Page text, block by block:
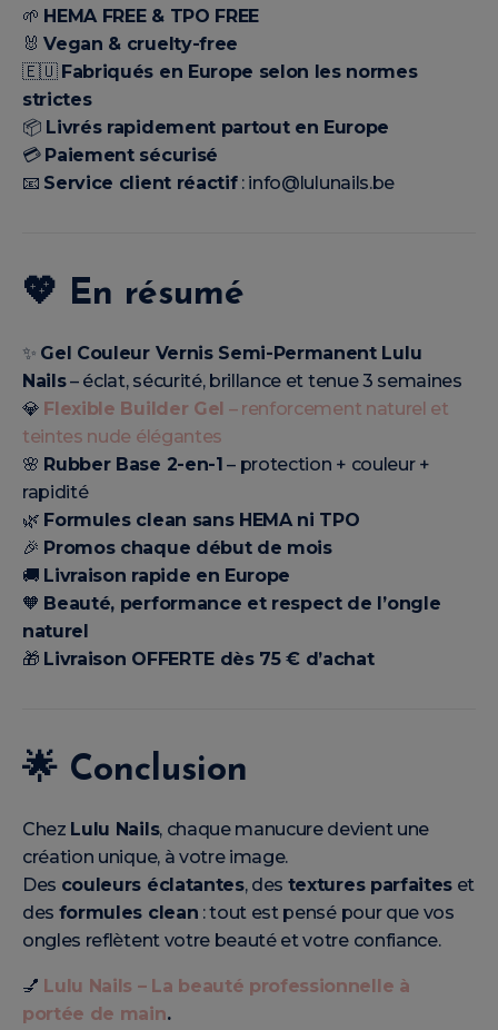
🌱 HEMA FREE & TPO FREE
🐰Vegan & cruelty-free
🇪🇺 Fabriqués en Europe selon les normes
strictes
📦 Livrés rapidement partout en Europe
💳 Paiement sécurisé
📧 Service client réactif: info@lulunails.be
💖 En résumé
✨ Gel Couleur Vernis Semi-Permanent Lulu
Nails– éclat, sécurité, brillance et tenue 3 semaines
💎 Flexible Builder Gel – renforcement naturel et
teintes nude élégantes
🌸 Rubber Base 2-en-1 – protection + couleur +
rapidité
🌿 Formules clean sans HEMA ni TPO
🎉 Promos chaque début de mois
🚚 Livraison rapide en Europe
🧡 Beauté, performance et respect de l’ongle
naturel
🎁 Livraison OFFERTE dès 75 € d’achat
🌟 Conclusion
Chez Lulu Nails, chaque manucure devient une
création unique, à votre image.
Des couleurs éclatantes, des textures parfaites et
des formules clean : tout est pensé pour que vos
ongles reflètent votre beauté et votre confiance.
💅 Lulu Nails – La beauté professionnelle à
portée de main.